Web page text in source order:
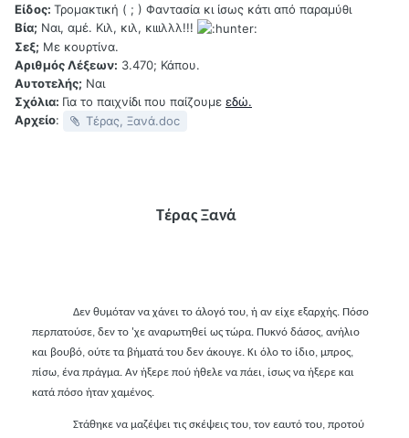
Είδος: Τρομακτική ( ; ) Φαντασία κι ίσως κάτι από παραμύθι
Βία; Ναι, αμέ. Κιλ, κιλ, κιιιλλλ!!!
Σεξ; Με κουρτίνα.
Αριθμός Λέξεων: 3.470; Κάπου.
Αυτοτελής; Ναι
Σχόλια: Για το παιχνίδι που παίζουμε εδώ.
Αρχείο: Τέρας, Ξανά.doc
Τέρας Ξανά
Δεν θυμόταν να χάνει το άλογό του, ή αν είχε εξαρχής. Πόσο
περπατούσε, δεν το 'χε αναρωτηθεί ως τώρα. Πυκνό δάσος, ανήλιο
και βουβό, ούτε τα βήματά του δεν άκουγε. Κι όλο το ίδιο, μπρος,
πίσω, ένα πράγμα. Αν ήξερε πού ήθελε να πάει, ίσως να ήξερε και
κατά πόσο ήταν χαμένος.
Στάθηκε να μαζέψει τις σκέψεις του, τον εαυτό του, προτού